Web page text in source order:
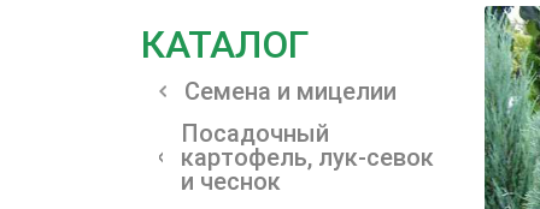
КАТАЛОГ
Семена и мицелии
Посадочный
картофель, лук-севок
и чеснок